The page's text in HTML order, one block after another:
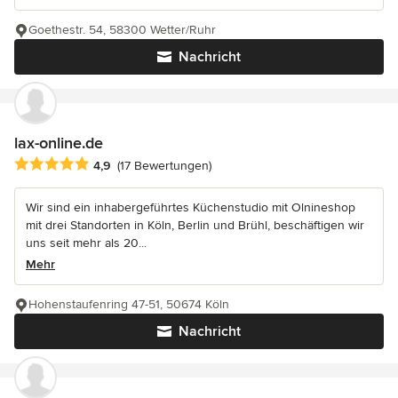
Nachricht
Goethestr. 54, 58300 Wetter/Ruhr
lax-online.de
Durchschnittliche Bewertung: 4.9 von 5 Sternen
4,9 (17 Bewertungen)
Wir sind ein inhabergeführtes Küchenstudio mit Olnineshop
mit drei Standorten in Köln, Berlin und Brühl, beschäftigen wir
uns seit mehr als 20...
Mehr
Nachricht
Hohenstaufenring 47-51, 50674 Köln